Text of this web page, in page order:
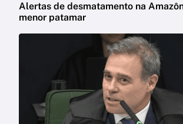
Alertas de desmatamento na
menor patamar